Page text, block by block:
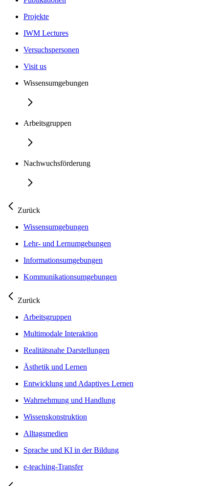
Projekte
IWM Lectures
Versuchspersonen
Visit us
Wissensumgebungen
Arbeitsgruppen
Nachwuchsförderung
Zurück
Wissensumgebungen
Lehr- und Lernumgebungen
Informationsumgebungen
Kommunikationsumgebungen
Zurück
Arbeitsgruppen
Multimodale Interaktion
Realitätsnahe Darstellungen
Ästhetik und Lernen
Entwicklung und Adaptives Lernen
Wahrnehmung und Handlung
Wissenskonstruktion
Alltagsmedien
Sprache und KI in der Bildung
e-teaching-Transfer